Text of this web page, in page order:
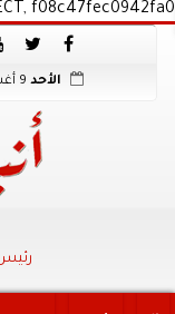
f08c47fec0942fa0
الأحد
رئيس